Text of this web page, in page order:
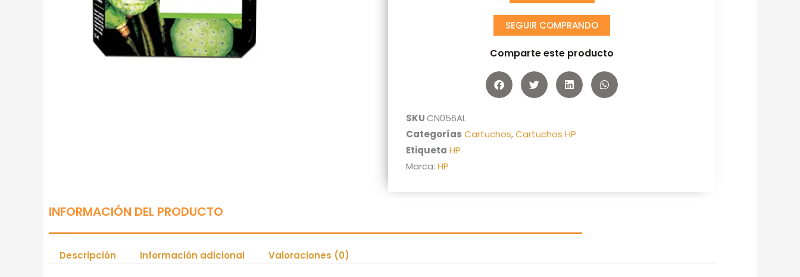
SEGUIR COMPRANDO
Comparte este producto
SKUCN056AL
Categorías Cartuchos,Cartuchos HP
Etiqueta HP
Marca: HP
INFORMACIÓN DEL PRODUCTO
Descripción Información adicional Valoraciones (0)